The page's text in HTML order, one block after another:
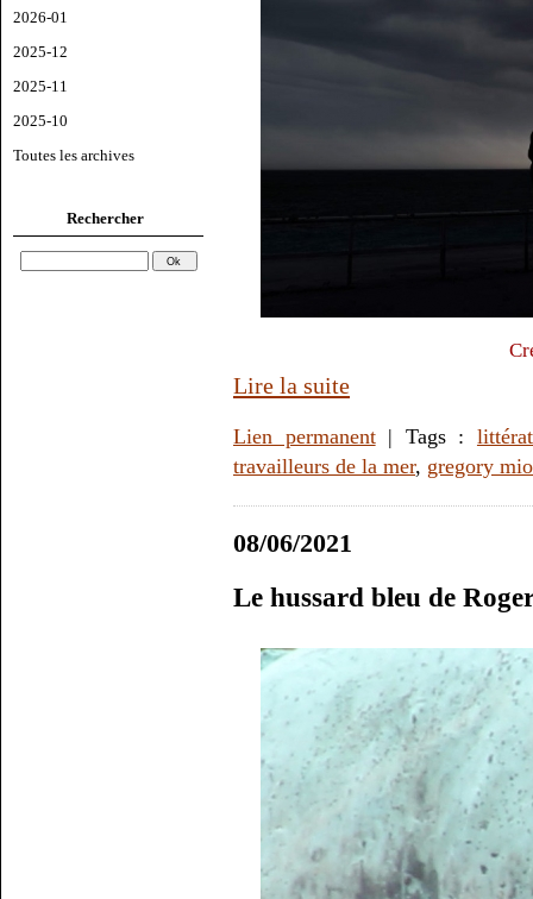
2026-01
2025-12
2025-11
2025-10
Toutes les archives
Rechercher
Lire la suite
Lien permanent| Tags :
travailleurs de la mer, gregory
08/06/2021
Le hussard bleu de